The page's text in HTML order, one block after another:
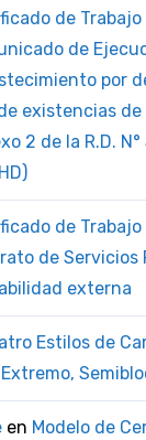
de
de
por
existencias
2 de la R.D.
de
de Servicios
externa
Estilos de
en Modelo de